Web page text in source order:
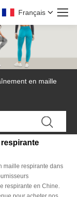
Français
en maille
maille respirante dans
respirante en Chine.